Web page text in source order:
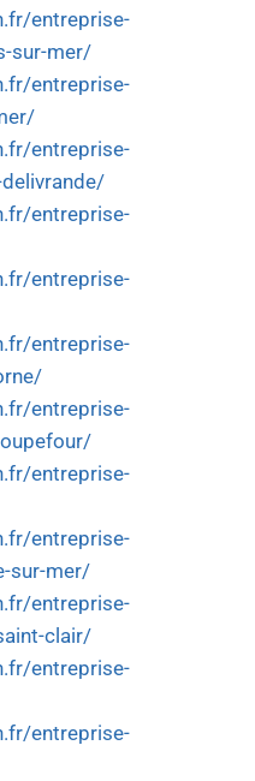
entreprise-
sur-mer/
entreprise-
entreprise-
entreprise-
entreprise-
entreprise-
entreprise-
entreprise-
entreprise-
sur-mer/
entreprise-
clair/
entreprise-
entreprise-